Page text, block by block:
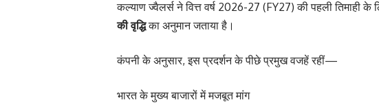
कल्याण ज्वैलर्स ने वित्त वर्ष 2026-27 (FY27) की पहली तिमाही के
की वृद्धिका अनुमान जताया है।
कंपनी के अनुसार, इस प्रदर्शन के पीछे प्रमुख वजहें रहीं—
भारत के मुख्य बाजारों में मजबूत मांग